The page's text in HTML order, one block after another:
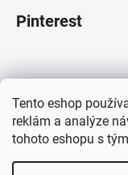
Tento eshop
reklám a analýze
tohoto eshopu s
Pinterest
Instagram